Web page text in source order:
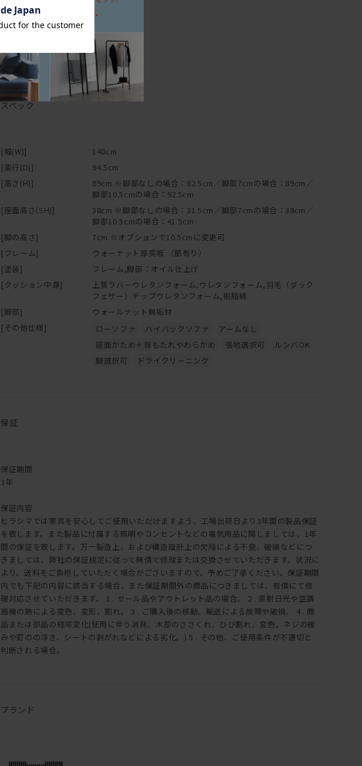
スペック
[幅(W)]
140cm
[奥行(D)]
94.5cm
[高さ(H)]
89cm ※脚部なしの場合：82.5cm／脚部7cmの場合：89cm／
脚部10.5cmの場合：92.5cm
[座面高さ(SH)]
38cm ※脚部なしの場合：31.5cm／脚部7cmの場合：38cm／
脚部10.5cmの場合：41.5cm
[脚の高さ]
7cm ※オプションで10.5cmに変更可
[フレーム]
ウォーナット厚突板 （節有り）
[塗装]
フレーム,脚部：オイル仕上げ
[クッション中身]
上質ラバーウレタンフォーム,ウレタンフォーム,羽毛（ダック
フェザー）チップウレタンフォーム,樹脂綿
[脚部]
ウォールナット無垢材
[その他仕様]
ローソファ ハイバックソファ
アームなし
座面かため＋背もたれやわらかめ
張地選択可
ルンバOK
脚選択可
ドライクリーニング
保証
保証期間
3年
保証内容
ヒラシマでは家具を安心してご使用いただけますよう、工場出荷日より3年間の製品保証
を致します。また製品に付属する照明やコンセントなどの電気用品に関しましては、1年
間の保証を致します。万一製造上、および構造設計上の欠陥による不良、破損などにつ
きましては、弊社の保証規定に従って無償で修理または交換させていただきます。状況に
より、送料をご負担していただく場合がございますので、予めご了承ください。保証期間
内でも下記の内容に該当する場合、また保証期間外の商品につきましては、有償にて修
理対応させていただきます。 1 . セール品やアウトレット品の場合。 2 . 直射日光や空調
器機の熱による変色、変形、割れ。 3 . ご購入後の移動、輸送による故障や破損。 4 . 商
品または部品の経年変化(使用に伴う消耗、木部のささくれ、ひび割れ、変色。ネジの緩
みや釘のの浮き、シートの剥がれなどによる劣化。) 5 . その他、ご使用条件が不適切と
判断される場合。
ブランド